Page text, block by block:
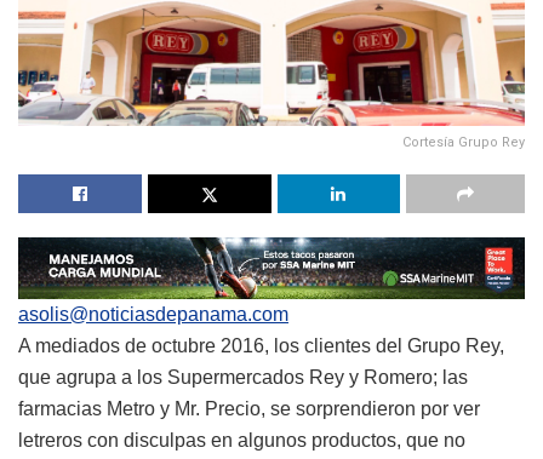
Cortesía Grupo Rey
asolis@noticiasdepanama.com
A mediados de octubre 2016, los clientes del Grupo Rey,
que agrupa a los Supermercados Rey y Romero; las
farmacias Metro y Mr. Precio, se sorprendieron por ver
letreros con disculpas en algunos productos, que no